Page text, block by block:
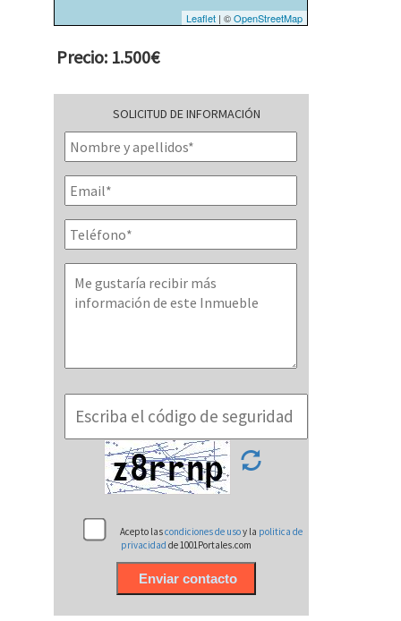
Leaflet | ©OpenStreetMap
Precio: 1.500€
SOLICITUD DE INFORMACIÓN
Acepto lascondiciones de usoy la politica de
privacidadde 1001Portales.com